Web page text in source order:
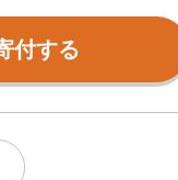
付する